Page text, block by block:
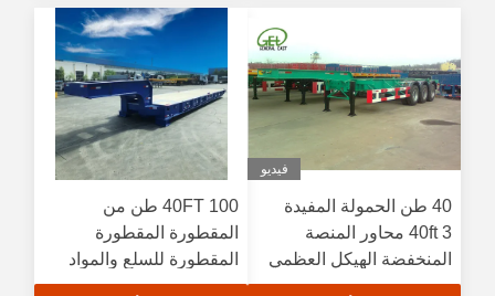
فيديو
40 طن الحمولة المفيدة
40ft 3 محاور المنصة
المنخفضة الهيكل العظمي
نصف مقطورة
40FT 100 طن من
المقطورة المقطورة
المقطورة للسلع والمواد
الثقيلة في صناعة الشحن